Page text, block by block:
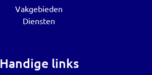
Vakgebieden
Diensten
Handige links